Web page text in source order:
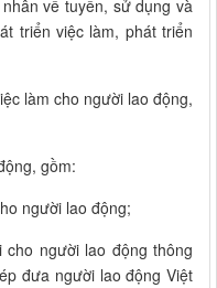
về tuyển, sử dụng và
triển việc làm, phát triển
làm cho người lao động,
gồm:
người lao động;
người lao động thông
đưa người lao động Việt